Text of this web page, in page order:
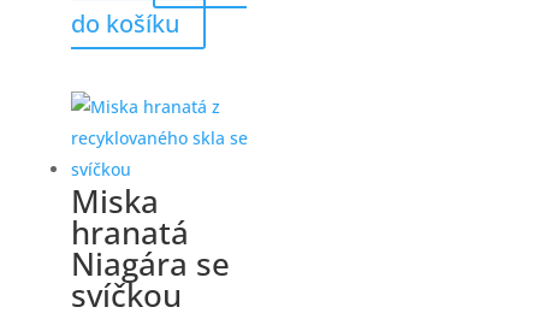
do košíku
Miska
hranatá
Niagára se
svíčkou